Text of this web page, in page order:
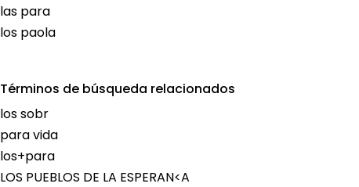
las para
los paola
Términos de búsqueda relacionados
los sobr
para vida
los+para
LOS PUEBLOS DE LA ESPERAN<A